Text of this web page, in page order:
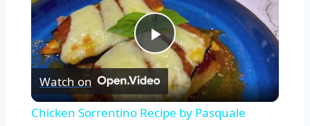
Play
Video
Watch on
Chicken Sorrentino Recipe by Pasquale